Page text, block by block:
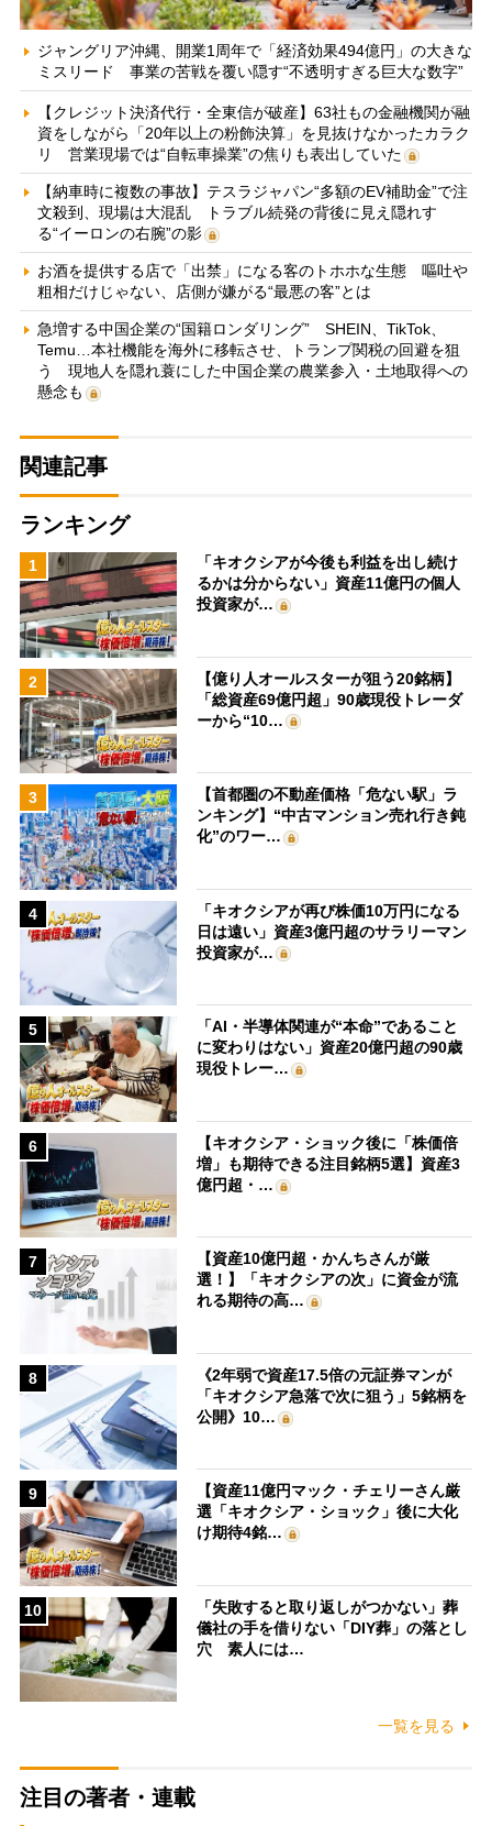
ジャングリア沖縄、開業1周年で「経済効果494億円」の大きな
ミスリード 事業の苦戦を覆い隠す“不透明すぎる巨大な数字”
【クレジット決済代行・全東信が破産】63社もの金融機関が融
資をしながら「20年以上の粉飾決算」を見抜けなかったカラク
リ 営業現場では“自転車操業”の焦りも表出していた
【納車時に複数の事故】テスラジャパン“多額のEV補助金”で注
文殺到、現場は大混乱 トラブル続発の背後に見え隠れす
る“イーロンの右腕”の影
お酒を提供する店で「出禁」になる客のトホホな生態 嘔吐や
粗相だけじゃない、店側が嫌がる“最悪の客”とは
急増する中国企業の“国籍ロンダリング” SHEIN、TikTok、
Temu…本社機能を海外に移転させ、トランプ関税の回避を狙
う 現地人を隠れ蓑にした中国企業の農業参入・土地取得への
懸念も
関連記事
ランキング
1
「キオクシアが今後も利益を出し続け
るかは分からない」資産11億円の個人
投資家が…
2
【億り人オールスターが狙う20銘柄】
「総資産69億円超」90歳現役トレーダ
ーから“10…
3
【首都圏の不動産価格「危ない駅」ラ
ンキング】“中古マンション売れ行き鈍
化”のワー…
4
「キオクシアが再び株価10万円になる
日は遠い」資産3億円超のサラリーマン
投資家が…
5
「AI・半導体関連が“本命”であること
に変わりはない」資産20億円超の90歳
現役トレー…
6
【キオクシア・ショック後に「株価倍
増」も期待できる注目銘柄5選】資産3
億円超・…
7
【資産10億円超・かんちさんが厳
選！】「キオクシアの次」に資金が流
れる期待の高…
8
《2年弱で資産17.5倍の元証券マンが
「キオクシア急落で次に狙う」5銘柄を
公開》10…
9
【資産11億円マック・チェリーさん厳
選「キオクシア・ショック」後に大化
け期待4銘…
10
「失敗すると取り返しがつかない」葬
儀社の手を借りない「DIY葬」の落とし
穴 素人には…
一覧を見る
注目の著者・連載